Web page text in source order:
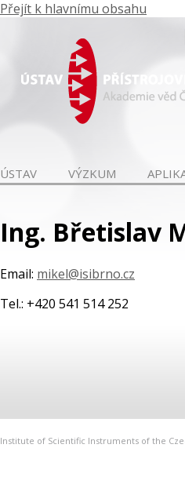
Přejít k hlavnímu obsahu
ÚSTAV VÝZKUM
Ing. Břetislav
Email: mikel@isibrno.cz
Tel.: +420 541 514 252
Institute of Scientific Instruments of the